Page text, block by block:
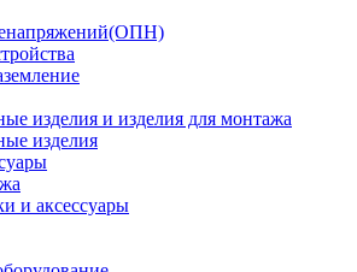
изделия и изделия для монтажа
изделия
и аксессуары